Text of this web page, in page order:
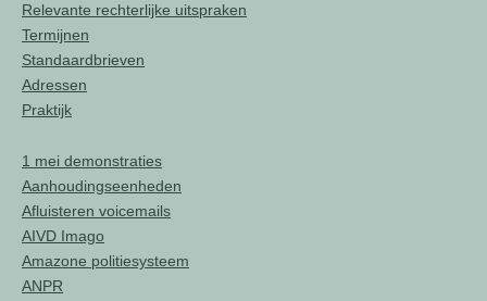
Relevante rechterlijke uitspraken
Termijnen
Standaardbrieven
Adressen
Praktijk
1 mei demonstraties
Aanhoudingseenheden
Afluisteren voicemails
AIVD Imago
Amazone politiesysteem
ANPR